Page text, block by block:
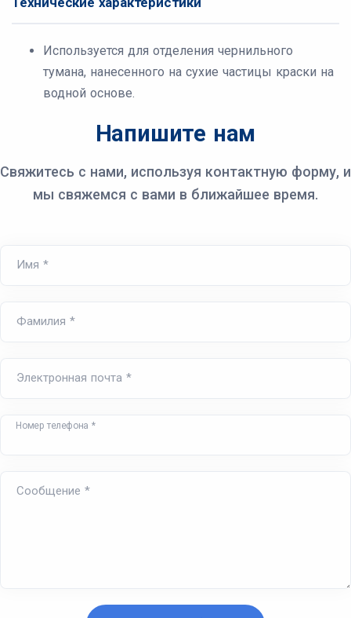
Используется для отделения чернильного
тумана, нанесенного на сухие частицы краски на
водной основе.
Напишите нам
Свяжитесь с нами, используя контактную форму, и
мы свяжемся с вами в ближайшее время.
Имя *
Фамилия *
Электронная почта *
Номер телефона *
Сообщение *